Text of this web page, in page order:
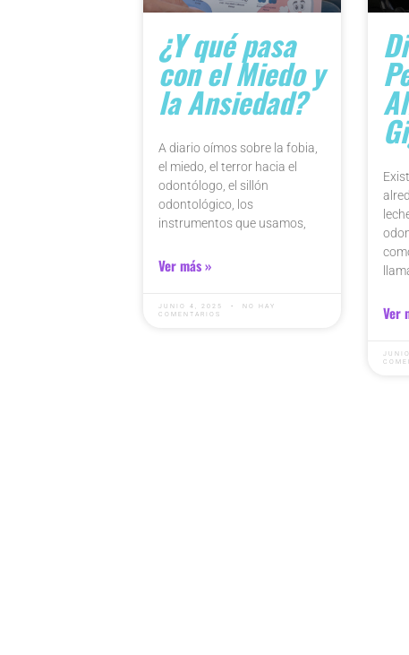
¿Y qué pasa
con el Miedo y
la Ansiedad?
A diario oímos sobre la fobia,
el miedo, el terror hacia el
odontólogo, el sillón
odontológico, los
instrumentos que usamos,
Ver más »
JUNIO 4, 2025
NO HAY
COMENTARIOS
Ver